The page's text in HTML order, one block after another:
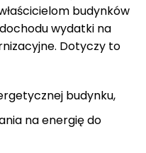
budynków
wydatki na
Dotyczy to
budynku,
na energię do